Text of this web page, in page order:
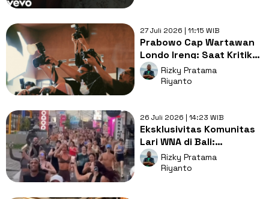
27 Juli 2026 | 11:15 WIB
Prabowo Cap Wartawan
Londo Ireng: Saat Kritik
Dibalas Stigma,
Demokrasi Dikorbankan?
Rizky Pratama
Riyanto
26 Juli 2026 | 14:23 WIB
Eksklusivitas Komunitas
Lari WNA di Bali:
Menggugat Kedaulatan
Ruang Publik Kita
Rizky Pratama
Riyanto